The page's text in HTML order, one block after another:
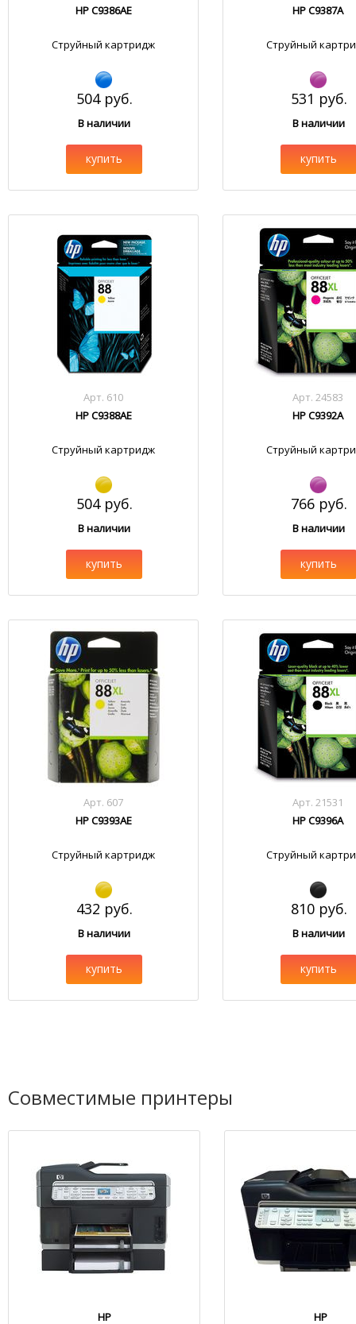
HP C9386AE
Струйный картридж
504 руб.
В наличии
купить
HP C9387A
Струйный
531 руб.
В наличии
купить
Арт. 610
HP C9388AE
Струйный картридж
504 руб.
В наличии
купить
Арт. 24583
HP C9392A
Струйный
766 руб.
В наличии
купить
Арт. 607
HP C9393AE
Струйный картридж
432 руб.
В наличии
купить
Арт. 21531
HP C9396A
Струйный
810 руб.
В наличии
купить
Совместимые принтеры
HP HP